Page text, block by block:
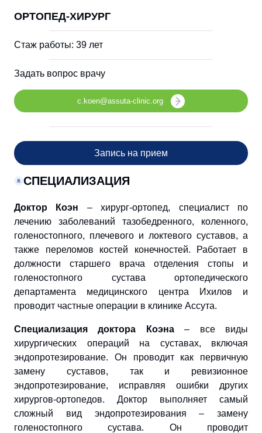
СПЕЦИАЛИЗАЦИЯ
Доктор Коэн – хирург-ортопед, специалист по
лечению заболеваний тазобедренного, коленного,
голеностопного, плечевого и локтевого суставов, а
также переломов костей конечностей. Работает в
должности старшего врача отделения стопы и
голеностопного сустава ортопедического
департамента медицинского центра Ихилов и
проводит частные операции в клинике Ассута.
Специализация доктора Коэна– все виды
хирургических операций на суставах, включая
эндопротезирование. Он проводит как первичную
замену суставов, так и ревизионное
эндопротезирование, исправляя ошибки других
хирургов-ортопедов. Доктор выполняет самый
сложный вид эндопротезирования – замену
голеностопного сустава. Он проводит
ОРТОПЕД-ХИРУРГ
Стаж работы: 39 лет
Задать вопрос врачу
c.koen@assuta-clinic.org
Запись на прием